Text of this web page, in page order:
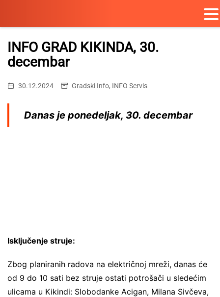
Skip
content
INFO GRAD KIKINDA, 30.
decembar
30.12.2024 Gradski Info, INFO Servis
Danas je ponedeljak, 30. decembar
Isključenje struje:
Zbog planiranih radova na električnoj mreži, danas će
od 9 do 10 sati bez struje ostati potrošači u sledećim
ulicama u Kikindi: Slobodanke Acigan, Milana Sivčeva,